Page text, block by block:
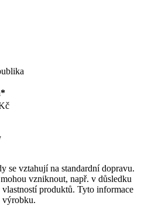
se vztahují na standardní dopravu.
vzniknout, např. v důsledku
produktů. Tyto informace
výrobku.